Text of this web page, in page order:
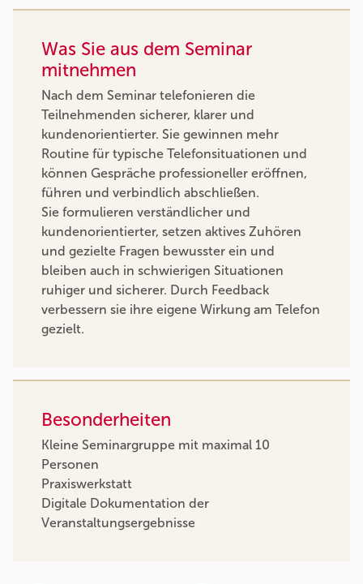
Was Sie aus dem Seminar
mitnehmen
Nach dem Seminar telefonieren die
Teilnehmenden sicherer, klarer und
kundenorientierter. Sie gewinnen mehr
Routine für typische Telefonsituationen und
können Gespräche professioneller eröffnen,
führen und verbindlich abschließen.
Sie formulieren verständlicher und
kundenorientierter, setzen aktives Zuhören
und gezielte Fragen bewusster ein und
bleiben auch in schwierigen Situationen
ruhiger und sicherer. Durch Feedback
verbessern sie ihre eigene Wirkung am Telefon
gezielt.
Besonderheiten
Kleine Seminargruppe mit maximal 10
Personen
Praxiswerkstatt
Digitale Dokumentation der
Veranstaltungsergebnisse